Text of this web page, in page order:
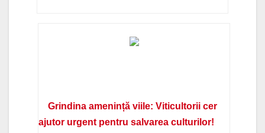
Grindina amenință viile: Viticultorii cer
ajutor urgent pentru salvarea culturilor!